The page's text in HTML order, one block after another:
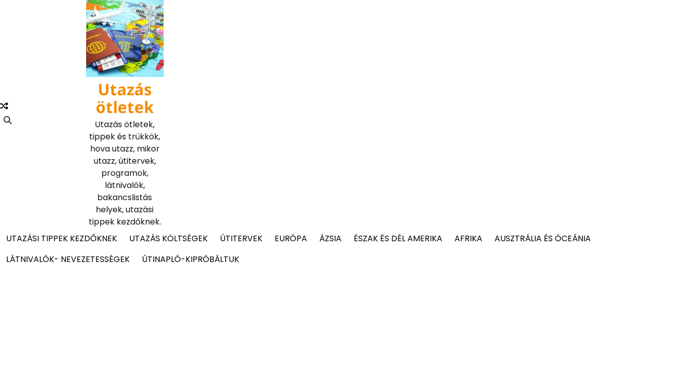
Utazás
ötletek
Utazás ötletek,
tippek és trükkök,
hova utazz, mikor
utazz, útitervek,
programok,
látnivalók,
bakancslistás
helyek, utazási
tippek kezdőknek.
UTAZÁSI TIPPEK KEZDŐKNEK
UTAZÁS KÖLTSÉGEK ÚTITERVEK EURÓPA ÁZSIA ÉSZAK ÉS DÉL AMERIKA AFRIKA
AUSZTRÁLIA ÉS ÓCEÁNIA
LÁTNIVALÓK- NEVEZETESSÉGEK
ÚTINAPLÓ-KIPRÓBÁLTUK